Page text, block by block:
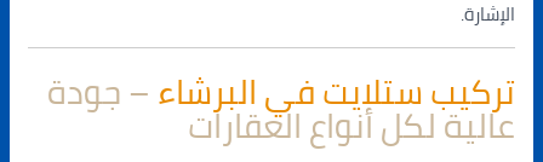
الإشارة.
تركيب ستلايت في البرشاء– جودة
عالية لكل أنواع العقارات